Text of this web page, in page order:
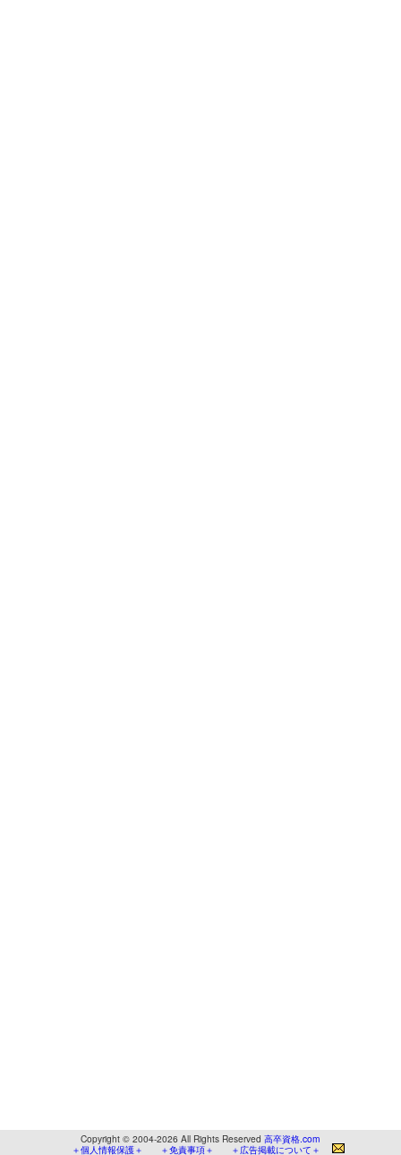
Copyright © 2004-2026 All Rights Reserved 高卒資格.com
＋個人情報保護＋
＋免責事項＋ ＋広告掲載について＋